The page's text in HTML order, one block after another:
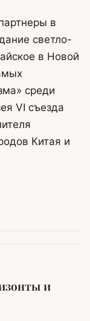
в
светло-
в Новой
среди
VI съезда
Китая и
и